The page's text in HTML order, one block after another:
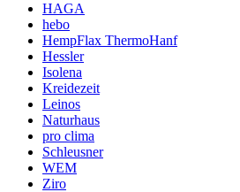
HAGA
hebo
HempFlax ThermoHanf
Hessler
Isolena
Kreidezeit
Leinos
Naturhaus
pro clima
Schleusner
WEM
Ziro